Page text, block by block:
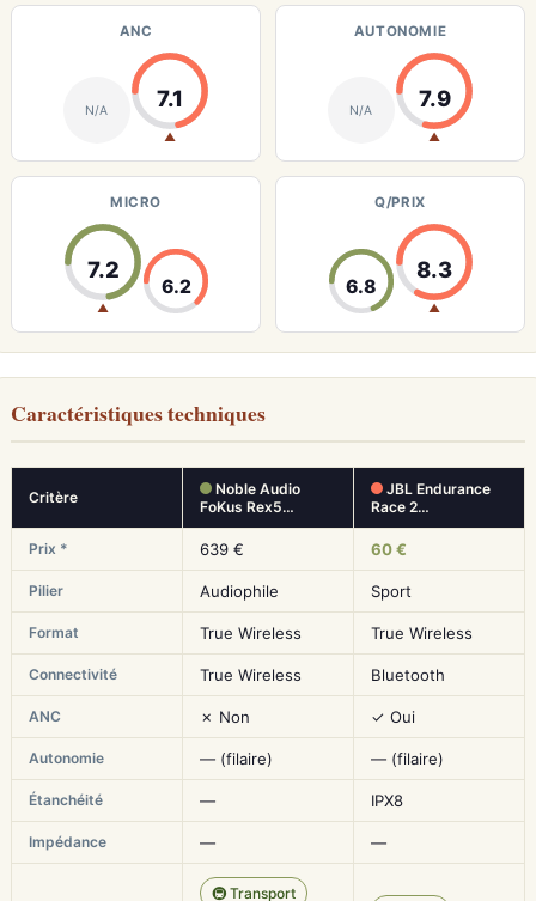
ANC
N/A 7.1
▲
AUTONOMIE
N/A 7.9
▲
MICRO
7.2
▲
6.2
Q/PRIX
6.8
8.3
▲
Caractéristiques techniques
Critère
Noble Audio
FoKus Rex5…
JBL Endurance
Race 2…
Prix * 639 € 60 €
Pilier Audiophile Sport
Format True Wireless True Wireless
Connectivité True Wireless Bluetooth
ANC ✗ Non ✓ Oui
Autonomie — (filaire) — (filaire)
Étanchéité — IPX8
Impédance — —
🚇 Transport